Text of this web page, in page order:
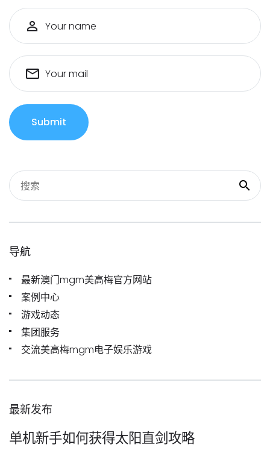
Your name
Your mail
Submit
导航
最新澳门mgm美高梅官方网站
案例中心
游戏动态
集团服务
交流美高梅mgm电子娱乐游戏
最新发布
单机新手如何获得太阳直剑攻略